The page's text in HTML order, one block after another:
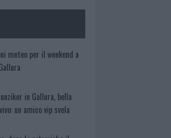
meteo per il weekend a
in Gallura, bella
un amico vip svela